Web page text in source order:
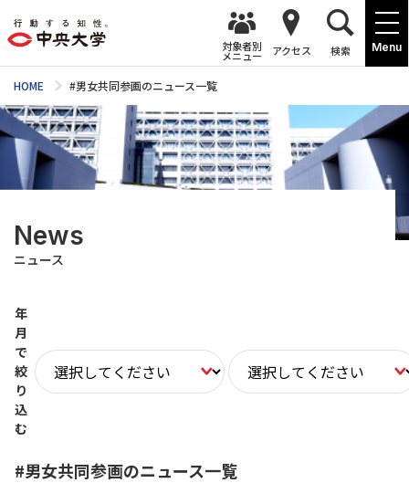
Menu
対象者別
メニュー アクセス 検索
HOME #男女共同参画のニュース一覧
News
ニュース
年
月
で
絞
り
込
む
#男女共同参画のニュース一覧